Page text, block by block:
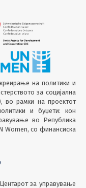
на политики и
за социјална
во рамки на проектот
и буџети: кон
во Република
Women, со финансиска
за управување